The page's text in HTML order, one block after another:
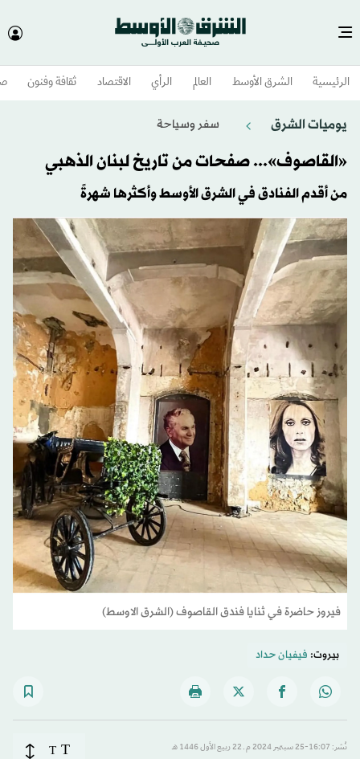
الرئيسية الشرق الأوسط​ العالم الرأي الاقتصاد ثقافة وفنون
يوميات الشرق سفر وسياحة
«القاصوف»... صفحات من تاريخ لبنان الذهبي
من أقدم الفنادق في الشرق الأوسط وأكثرها شهرةً
فيروز حاضرة في ثنايا فندق القاصوف (الشرق الاوسط)
بيروت: فيفيان حداد
نُشر: 16:07-25 سبتمبر 2024 م ـ 22 ربيع الأول 1446 هـ T
T